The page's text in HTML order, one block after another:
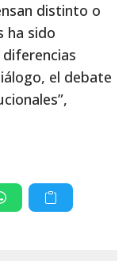
distinto o
ha sido
el debate